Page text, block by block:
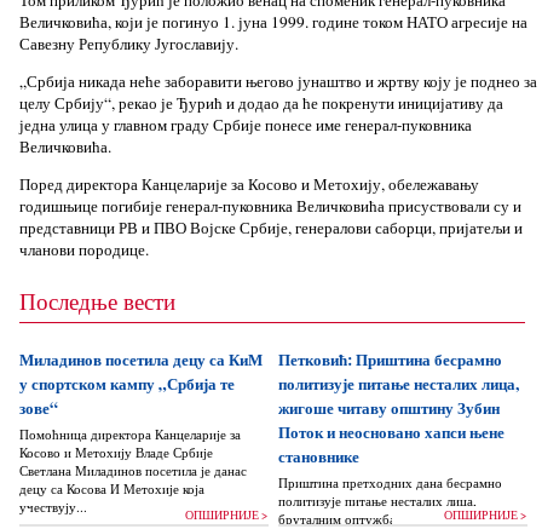
Величковића, који је погинуо 1. јуна 1999. године током НАТО агресије на
Савезну Републику Југославију.
„Србија никада неће заборавити његово јунаштво и жртву коју је поднео за
целу Србију“, рекао је Ђурић и додао да ће покренути иницијативу да
једна улица у главном граду Србије понесе име генерал-пуковника
Величковића.
Поред директора Канцеларије за Косово и Метохију, обележавању
годишњице погибије генерал-пуковника Величковића присуствовали су и
представници РВ и ПВО Војске Србије, генералови саборци, пријатељи и
чланови породице.
Последње вести
Миладинов посетила децу са КиМ
у спортском кампу „Србија те
зове“
Помоћница директора Канцеларије за
Косово и Метохију Владе Србије
Светлана Миладинов посетила је данас
децу са Косова И Метохије која
учествују...
ОПШИРНИЈЕ >
Петковић: Приштина бесрамно
политизује питање несталих лица,
жигоше читаву општину Зубин
Поток и неосновано хапси њене
становнике
Приштина претходних дана бесрамно
политизује питање несталих лица,
бруталним оптужбама на рачун Београда
ОПШИРНИЈЕ >